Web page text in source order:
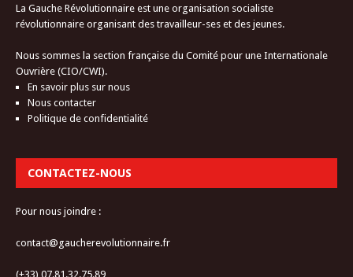
La Gauche Révolutionnaire est une organisation socialiste
révolutionnaire organisant des travailleur-ses et des jeunes.
Nous sommes la section française du Comité pour une Internationale
Ouvrière (CIO/CWI).
En savoir plus sur nous
Nous contacter
Politique de confidentialité
CONTACTEZ-NOUS
Pour nous joindre :
contact@gaucherevolutionnaire.fr
(+33) 07.81.32.75.89